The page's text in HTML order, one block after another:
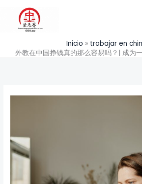
contenido
Inicio
trabajar en
外教在中国挣钱真的那么容易吗？| 成为